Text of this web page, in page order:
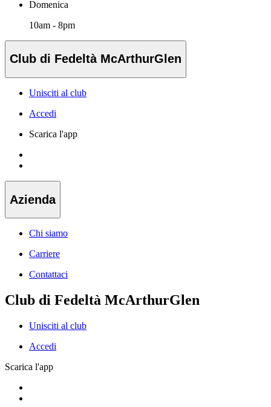
Domenica
10am - 8pm
Club di Fedeltà McArthurGlen
Unisciti al club
Accedi
Scarica l'app
Azienda
Chi siamo
Carriere
Contattaci
Club di Fedeltà McArthurGlen
Unisciti al club
Accedi
Scarica l'app